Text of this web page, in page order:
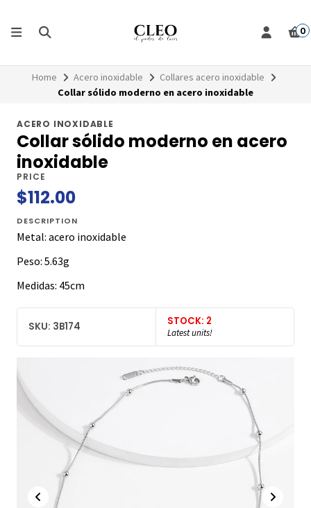
0
Home Acero inoxidable
Collares acero inoxidable
Collar sólido moderno en acero inoxidable
ACERO INOXIDABLE
Collar sólido moderno en acero
inoxidable
PRICE
$112.00
DESCRIPTION
Metal: acero inoxidable
Peso: 5.63g
Medidas: 45cm
SKU: 3B174 STOCK: 2
Latest units!